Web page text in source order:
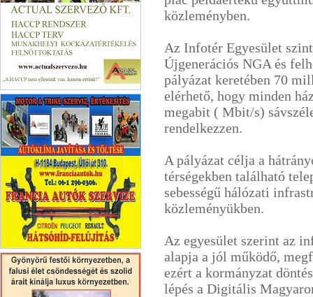
Actual Szervező Kft.
Franciaautók.hu
közleményben.
Az Infotér Egyesület
Újgenerációs NGA és
pályázat keretében 70
elérhető, hogy minden
megabit ( Mbit/s)
rendelkezzen.
A pályázat célja a
térségekben található
sebességű hálózati
közleményükben.
Az egyesület szerint az
alapja a jól működő,
ezért a kormányzat
lépés a Digitális